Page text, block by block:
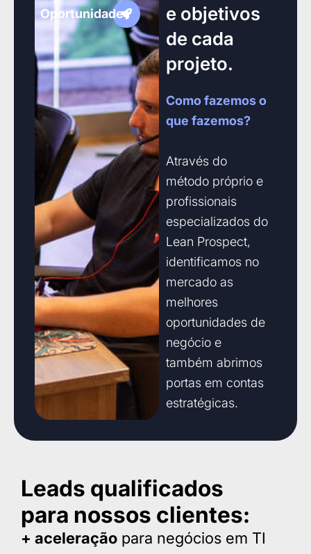
Oportunidade
e objetivos
de cada
projeto.
Como fazemos o
que fazemos?
Através do
método próprio e
profissionais
especializados do
Lean Prospect,
identificamos no
mercado as
melhores
oportunidades de
negócio e
também abrimos
portas em contas
estratégicas.
Leads qualificados
para nossos clientes:
+ aceleração para negócios em TI